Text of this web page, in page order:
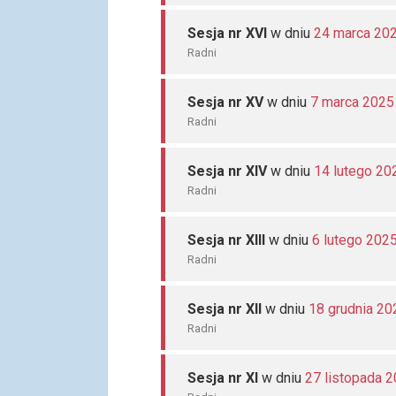
Sesja nr XVI w dniu 24 marca
Radni
Sesja nr XVw dniu 7 marca 2025
Radni
Sesja nr XIVw dniu 14 lutego
Radni
Sesja nr XIII w dniu 6 lutego 2025
Radni
Sesja nr XII w dniu 18 grudnia
Radni
Sesja nr XI w dniu 27 listopada